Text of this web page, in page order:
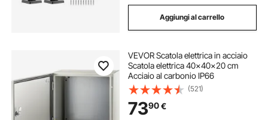
Aggiungi al carrello
VEVOR Scatola elettrica in acciaio
Scatola elettrica 40x40x20 cm
Acciaio al carbonio IP66
(521)
7390€